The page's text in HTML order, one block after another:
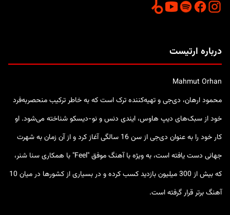
درباره ارتیست
Mahmut Orhan
محمود ارهان، دی‌جی و تهیه‌کننده ترک است که به خاطر ترکیب منحصربه‌فرد
خود از سبک‌های دیپ هاوس، ایندی دنس و نو-دیسکو شناخته می‌شود. او
کار خود را به عنوان دی‌جی از سن 16 سالگی آغاز کرد و از آن زمان به شهرت
جهانی دست یافته است، به ویژه با آهنگ موفق "Feel" با همکاری سنا شنر،
که بیش از 300 میلیون بازدید کسب کرده و در بسیاری از کشورها در میان 10
آهنگ برتر قرار گرفته است.